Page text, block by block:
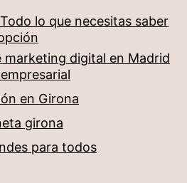
lo que necesitas saber
marketing digital en Madrid
en Girona
girona
para todos